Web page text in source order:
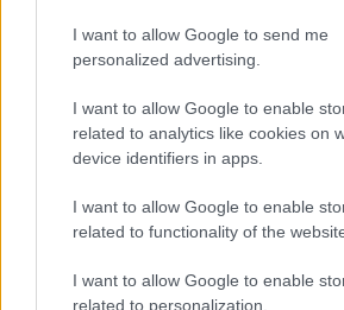
I want to allow Google to send me
personalized advertising.
I want to allow Google to enable
related to analytics like cookies on
device identifiers in apps.
I want to allow Google to enable
related to functionality of the
I want to allow Google to enable
related to personalization.
zsűripultban.